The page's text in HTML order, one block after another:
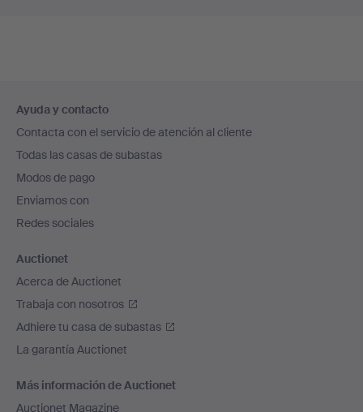
en
el
pie
de
página
Ayuda y contacto
Contacta con el servicio de atención al cliente
Todas las casas de subastas
Modos de pago
Enviamos con
Redes sociales
Auctionet
Acerca de Auctionet
Trabaja con nosotros
Adhiere tu casa de subastas
La garantía Auctionet
Más información de Auctionet
Auctionet Magazine